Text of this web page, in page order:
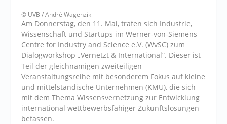
© UVB / André Wagenzik
Am Donnerstag, den 11. Mai, trafen sich Industrie,
Wissenschaft und Startups im Werner-von-Siemens
Centre for Industry and Science e.V. (WvSC) zum
Dialogworkshop „Vernetzt & International“. Dieser ist
Teil der gleichnamigen zweiteiligen
Veranstaltungsreihe mit besonderem Fokus auf kleine
und mittelständische Unternehmen (KMU), die sich
mit dem Thema Wissensvernetzung zur Entwicklung
international wettbewerbsfähiger Zukunftslösungen
befassen.